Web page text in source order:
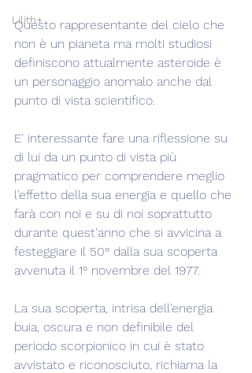
Lilith+
Questo rappresentante del cielo che
non è un pianeta ma molti studiosi
definiscono attualmente asteroide è
un personaggio anomalo anche dal
punto di vista scientifico.
E' interessante fare una riflessione su
di lui da un punto di vista più
pragmatico per comprendere meglio
l'effetto della sua energia e quello che
farà con noi e su di noi soprattutto
durante quest'anno che si avvicina a
festeggiare il 50° dalla sua scoperta
avvenuta il 1° novembre del 1977.
La sua scoperta, intrisa dell'energia
buia, oscura e non definibile del
periodo scorpionico in cui è stato
avvistato e riconosciuto, richiama la